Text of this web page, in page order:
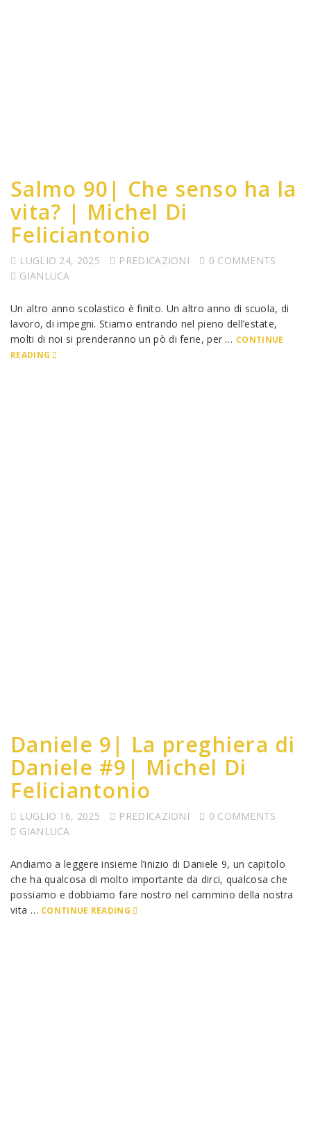
Salmo 90| Che senso ha la
vita? | Michel Di
Feliciantonio
LUGLIO 24, 2025 PREDICAZIONI
0 COMMENTS
GIANLUCA
Un altro anno scolastico è finito. Un altro anno di scuola, di
lavoro, di impegni. Stiamo entrando nel pieno dell’estate,
molti di noi si prenderanno un pò di ferie, per … CONTINUE
READING
Daniele 9| La preghiera di
Daniele #9| Michel Di
Feliciantonio
LUGLIO 16, 2025 PREDICAZIONI
0 COMMENTS
GIANLUCA
Andiamo a leggere insieme l’inizio di Daniele 9, un capitolo
che ha qualcosa di molto importante da dirci, qualcosa che
possiamo e dobbiamo fare nostro nel cammino della nostra
vita … CONTINUE READING